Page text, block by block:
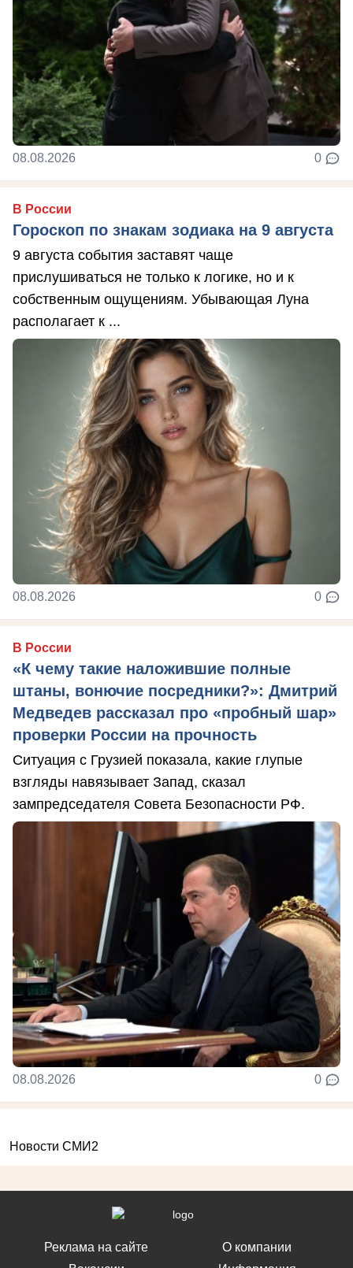
08.08.2026 0
В России
Гороскоп по знакам зодиака на 9 августа
9 августа события заставят чаще
прислушиваться не только к логике, но и к
собственным ощущениям. Убывающая Луна
располагает к ...
08.08.2026 0
В России
«К чему такие наложившие полные
штаны, вонючие посредники?»: Дмитрий
Медведев рассказал про «пробный шар»
проверки России на прочность
Ситуация с Грузией показала, какие глупые
взгляды навязывает Запад, сказал
зампредседателя Совета Безопасности РФ.
08.08.2026 0
Новости СМИ2
Реклама на сайте
О компании